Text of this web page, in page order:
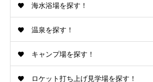
海水浴場を探す！
温泉を探す！
キャンプ場を探す！
ロケット打ち上げ見学場を探す！